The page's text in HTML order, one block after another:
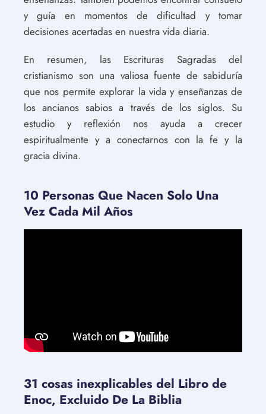
y guía en momentos de dificultad y tomar
decisiones acertadas en nuestra vida diaria.
En resumen, las Escrituras Sagradas del
cristianismo son una valiosa fuente de sabiduría
que nos permite explorar la vida y enseñanzas de
los ancianos sabios a través de los siglos. Su
estudio y reflexión nos ayuda a crecer
espiritualmente y a conectarnos con la fe y la
gracia divina.
10 Personas Que Nacen Solo Una
Vez Cada Mil Años
31 cosas inexplicables del Libro de
Enoc, Excluido De La Biblia